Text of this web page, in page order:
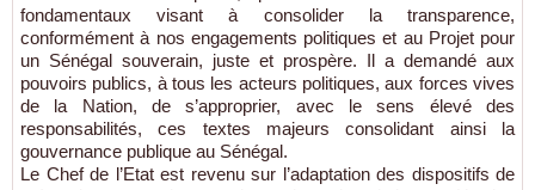
fondamentaux visant à consolider la transparence,
conformément à nos engagements politiques et au Projet pour
un Sénégal souverain, juste et prospère. Il a demandé aux
pouvoirs publics, à tous les acteurs politiques, aux forces vives
de la Nation, de s’approprier, avec le sens élevé des
responsabilités, ces textes majeurs consolidant ainsi la
gouvernance publique au Sénégal.
Le Chef de l’Etat est revenu sur l’adaptation des dispositifs de